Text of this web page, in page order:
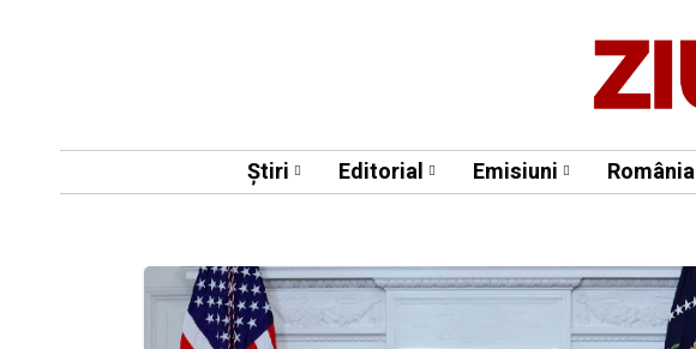
Știri Editorial Emisiuni România